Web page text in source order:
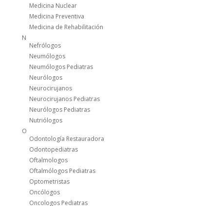
Medicina Nuclear
Medicina Preventiva
Medicina de Rehabilitación
N
Nefrólogos
Neumólogos
Neumólogos Pediatras
Neurólogos
Neurocirujanos
Neurocirujanos Pediatras
Neurólogos Pediatras
Nutriólogos
O
Odontología Restauradora
Odontopediatras
Oftalmologos
Oftalmólogos Pediatras
Optometristas
Oncólogos
Oncologos Pediatras